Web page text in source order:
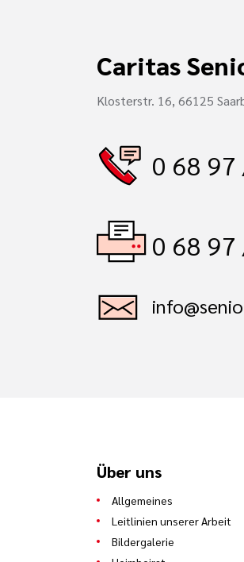
Caritas
Klosterstr. 16, 66125
0 68
0 68
Über uns
Allgemeines
Leitlinien unserer Arbeit
Bildergalerie